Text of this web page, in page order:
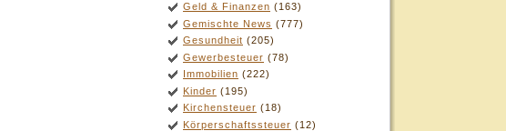
Geld & Finanzen (163)
Gemischte News (777)
Gesundheit (205)
Gewerbesteuer (78)
Immobilien (222)
Kinder (195)
Kirchensteuer (18)
Körperschaftssteuer (12)